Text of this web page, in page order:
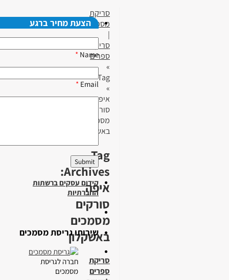
סריקת
מסמכים
|
סריקת
ספרים
»
Tag
»
איפה
סורקים
מסמכים
באשקלון
Tag
Archives:
איפה
סורקים
מסמכים
באשקלון
סריקת
ספרים
הצעת מחיר ברגע
Name
*
Email
*
קידום עסקים ברשתות
החברתיות
שירותי גריסת מסמכים
חברה לגריסת
מסמכים